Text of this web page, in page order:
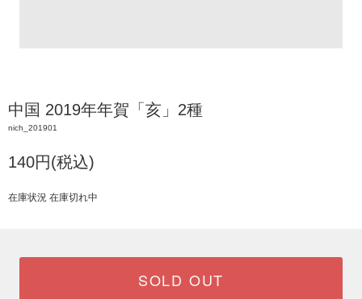
中国 2019年年賀「亥」2種
nich_201901
140円(税込)
在庫状況 在庫切れ中
SOLD OUT